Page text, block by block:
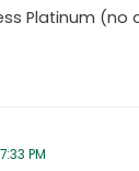
Platinum (no
PM